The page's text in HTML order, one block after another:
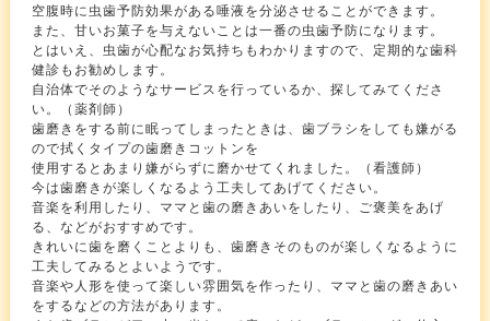
空腹時に虫歯予防効果がある唾液を分泌させることができます。
また、甘いお菓子を与えないことは一番の虫歯予防になります。
とはいえ、虫歯が心配なお気持ちもわかりますので、定期的な歯科
健診もお勧めします。
自治体でそのようなサービスを行っているか、探してみてくださ
い。（薬剤師）
歯磨きをする前に眠ってしまったときは、歯ブラシをしても嫌がる
ので拭くタイプの歯磨きコットンを
使用するとあまり嫌がらずに磨かせてくれました。（看護師）
今は歯磨きが楽しくなるよう工夫してあげてください。
音楽を利用したり、ママと歯の磨きあいをしたり、ご褒美をあげ
る、などがおすすめです。
きれいに歯を磨くことよりも、歯磨きそのものが楽しくなるように
工夫してみるとよいようです。
音楽や人形を使って楽しい雰囲気を作ったり、ママと歯の磨きあい
をするなどの方法があります。